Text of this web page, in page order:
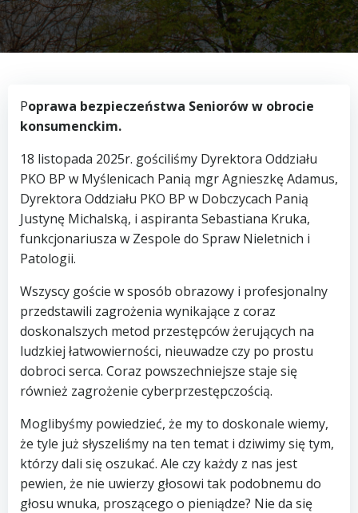
Poprawa bezpieczeństwa Seniorów w obrocie
konsumenckim.
18 listopada 2025r. gościliśmy Dyrektora Oddziału
PKO BP w Myślenicach Panią mgr Agnieszkę Adamus,
Dyrektora Oddziału PKO BP w Dobczycach Panią
Justynę Michalską, i aspiranta Sebastiana Kruka,
funkcjonariusza w Zespole do Spraw Nieletnich i
Patologii.
Wszyscy goście w sposób obrazowy i profesjonalny
przedstawili zagrożenia wynikające z coraz
doskonalszych metod przestępców żerujących na
ludzkiej łatwowierności, nieuwadze czy po prostu
dobroci serca. Coraz powszechniejsze staje się
również zagrożenie cyberprzestępczością.
Moglibyśmy powiedzieć, że my to doskonale wiemy,
że tyle już słyszeliśmy na ten temat i dziwimy się tym,
którzy dali się oszukać. Ale czy każdy z nas jest
pewien, że nie uwierzy głosowi tak podobnemu do
głosu wnuka, proszącego o pieniądze? Nie da się